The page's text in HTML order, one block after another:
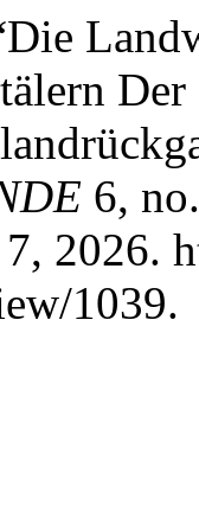
6,
7, 2026.
1039.